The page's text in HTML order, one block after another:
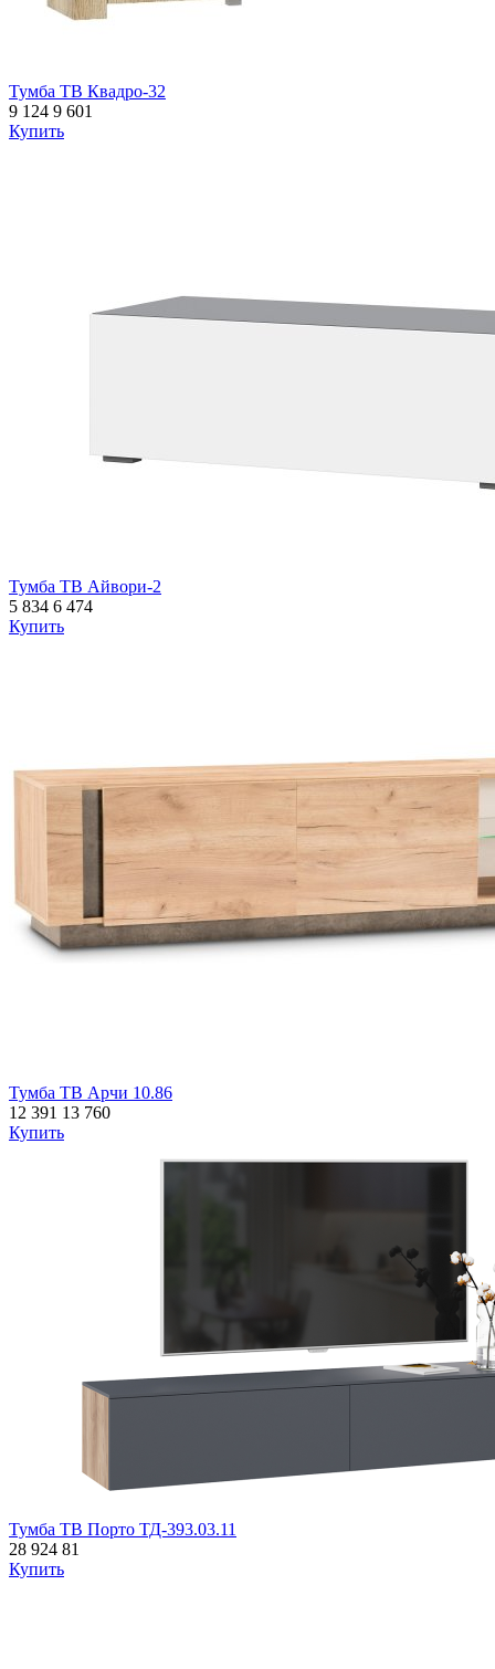
Тумба ТВ Квадро-32
9 124 9 601
Купить
Тумба ТВ Айвори-2
5 834 6 474
Купить
Тумба ТВ Арчи 10.86
12 391 13 760
Купить
Тумба ТВ Порто ТД-393.03.11
28 924 81
Купить